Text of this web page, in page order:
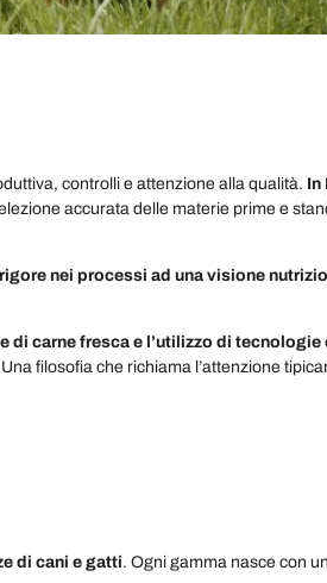
controlli e attenzione alla qualità. In
accurata delle materie prime e
nei processi ad una visione
di carne fresca e l’utilizzo di tecnologie
filosofia che richiama l’attenzione
di cani e gatti. Ogni gamma nasce con